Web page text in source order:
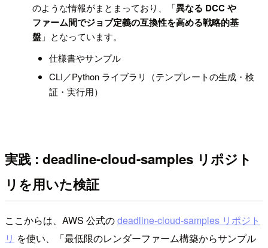
のような情報がまとまっており、「異なる DCC や
ファーム間でジョブ定義の互換性を高める戦略的基
盤 」となっています。
仕様書やサンプル
CLI／Python ライブラリ（テンプレートの生成・検
証・実行用）
実践 : deadline-cloud-samples リポジト
リを用いた検証
ここからは、AWS 公式のdeadline-cloud-samples リポジト
リ を使い、「最低限のレンダーファーム構築からサンプル